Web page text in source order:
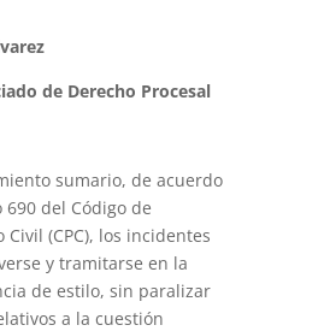
de Derecho Procesal
sumario, de acuerdo
del Código de
Civil (CPC), los incidentes
y tramitarse en la
de estilo, sin paralizar
a la cuestión